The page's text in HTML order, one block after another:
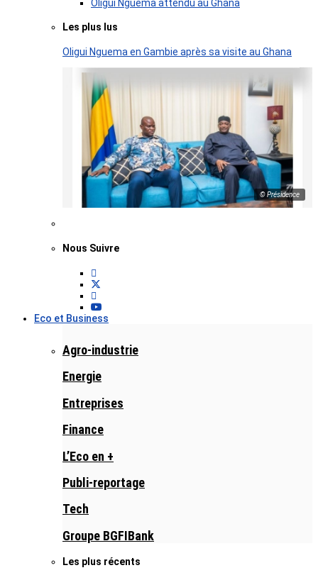
Oligui Nguema attendu au Ghana
Les plus lus
Oligui Nguema en Gambie après sa visite au Ghana
© Présidence
Nous Suivre
Eco et Business
Agro-industrie
Energie
Entreprises
Finance
L’Eco en +
Publi-reportage
Tech
Groupe BGFIBank
Les plus récents